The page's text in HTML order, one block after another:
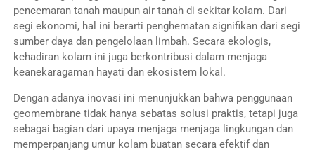
pencemaran tanah maupun air tanah di sekitar kolam. Dari
segi ekonomi, hal ini berarti penghematan signifikan dari segi
sumber daya dan pengelolaan limbah. Secara ekologis,
kehadiran kolam ini juga berkontribusi dalam menjaga
keanekaragaman hayati dan ekosistem lokal.
Dengan adanya inovasi ini menunjukkan bahwa penggunaan
geomembrane tidak hanya sebatas solusi praktis, tetapi juga
sebagai bagian dari upaya menjaga menjaga lingkungan dan
memperpanjang umur kolam buatan secara efektif dan